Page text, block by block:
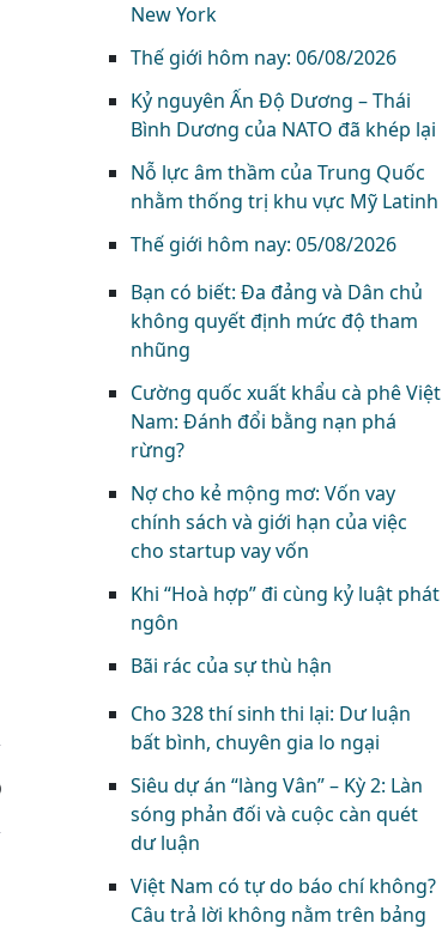
New York
Thế giới hôm nay: 06/08/2026
Kỷ nguyên Ấn Độ Dương – Thái
Bình Dương của NATO đã khép lại
Nỗ lực âm thầm của Trung Quốc
nhằm thống trị khu vực Mỹ Latinh
Thế giới hôm nay: 05/08/2026
Bạn có biết: Đa đảng và Dân chủ
không quyết định mức độ tham
nhũng
Cường quốc xuất khẩu cà phê Việt
Nam: Đánh đổi bằng nạn phá
rừng?
Nợ cho kẻ mộng mơ: Vốn vay
chính sách và giới hạn của việc
cho startup vay vốn
Khi “Hoà hợp” đi cùng kỷ luật phát
ngôn
Bãi rác của sự thù hận
Cho 328 thí sinh thi lại: Dư luận
bất bình, chuyên gia lo ngại
Siêu dự án “làng Vân” – Kỳ 2: Làn
sóng phản đối và cuộc càn quét
dư luận
Việt Nam có tự do báo chí không?
Câu trả lời không nằm trên bảng